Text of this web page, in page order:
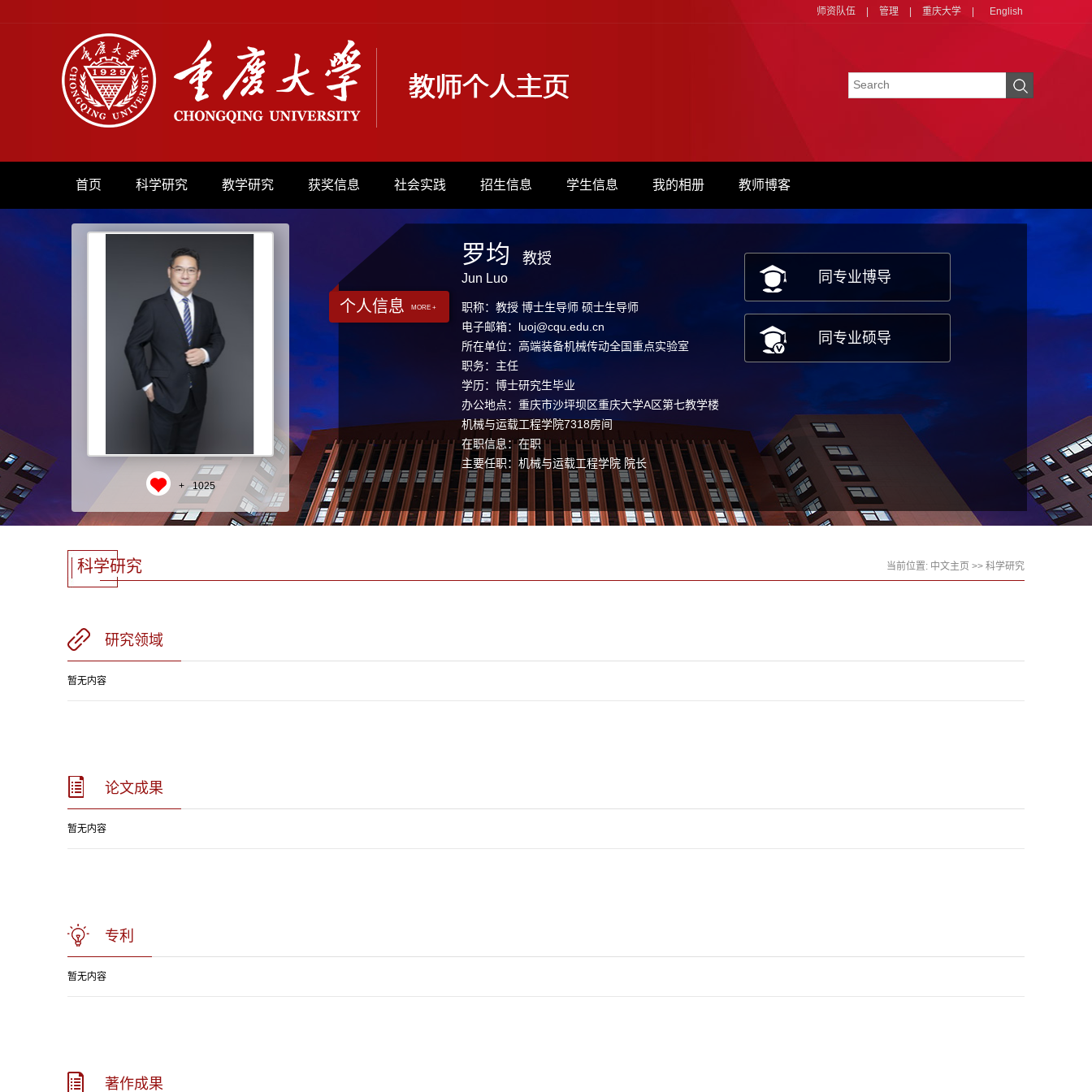
师资队伍 管理 重庆大学 English
首页 科学研究 教学研究 获奖信息 社会实践 招生信息 学生信息 我的相册 教师博客
+ 1025
个人信息 MORE +
罗均
Jun Luo
教授
职称：教授 博士生导师 硕士生导师
电子邮箱： luoj@cqu.edu.cn
所在单位：高端装备机械传动全国重点实验室
职务：主任
学历：博士研究生毕业
办公地点：重庆市沙坪坝区重庆大学A区第七教学楼
机械与运载工程学院7318房间
在职信息：在职
主要任职：机械与运载工程学院 院长
同专业博导
同专业硕导
科学研究 当前位置: 中文主页 >> 科学研究
研究领域
暂无内容
论文成果
暂无内容
专利
暂无内容
著作成果